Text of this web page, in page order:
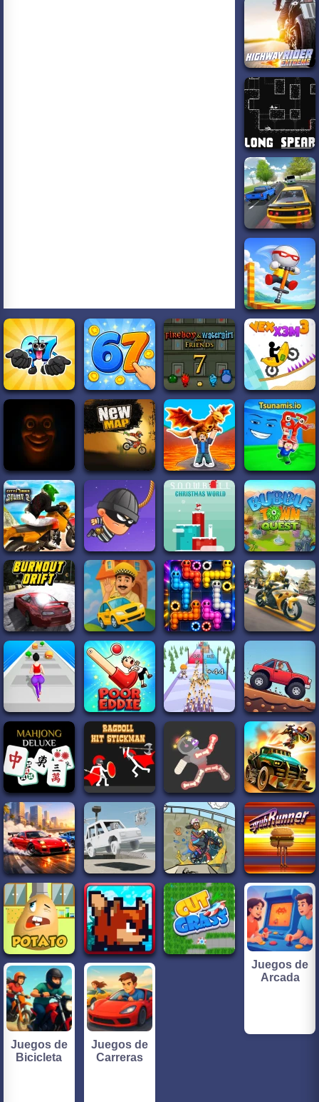
Juegos de
Arcada
Juegos de
Bicicleta
Juegos de
Carreras